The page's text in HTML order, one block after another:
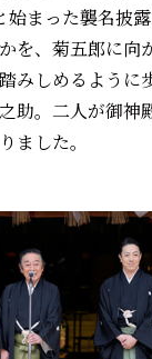
まった襲名披
を、菊五郎に向
みしめるように
助。二人が御
ました。